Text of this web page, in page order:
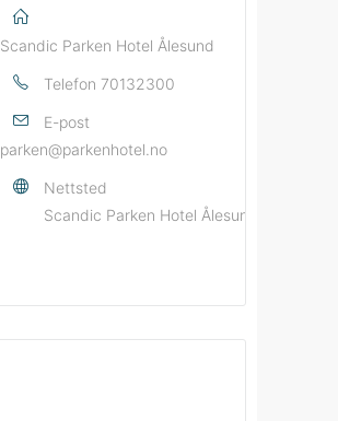
Scandic Parken Hotel Ålesund
Telefon 70132300
E-post
parken@parkenhotel.no
Nettsted
Scandic Parken Hotel Ålesund